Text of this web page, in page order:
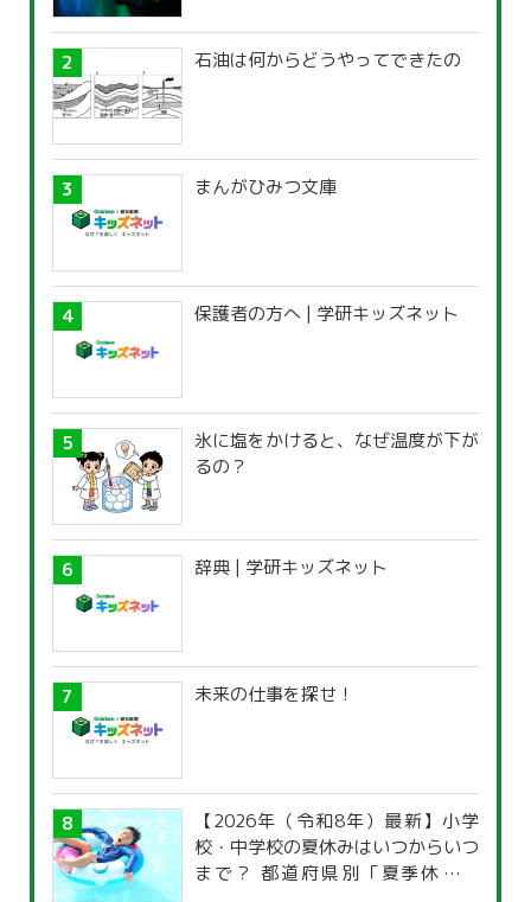
石油は何からどうやってできたの
まんがひみつ文庫
保護者の方へ | 学研キッズネット
氷に塩をかけると、なぜ温度が下が
るの？
辞典 | 学研キッズネット
未来の仕事を探せ！
【2026年（令和8年）最新】小学
校・中学校の夏休みはいつからいつ
まで？ 都道府県別「夏季休暇一